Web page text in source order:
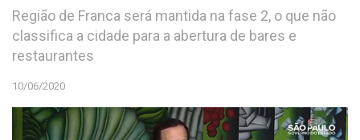
Região de Franca será mantida na fase 2, o que não
classifica a cidade para a abertura de bares e
restaurantes
10/06/2020